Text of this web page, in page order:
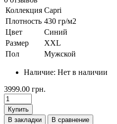
Коллекция Capri
Плотность 430 гр/м2
Цвет
Синий
Размер
XXL
Пол
Мужской
Наличие: Нет в наличии
3999.00 грн.
Купить
В закладки
В сравнение